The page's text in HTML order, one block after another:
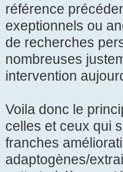
référence
exeptionnels ou
de recherches
nombreuses
intervention
Voila donc le
celles et ceux qui
franches
adaptogènes/